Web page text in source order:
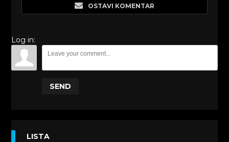
OSTAVI KOMENTAR
Log in:
SEND
LISTA